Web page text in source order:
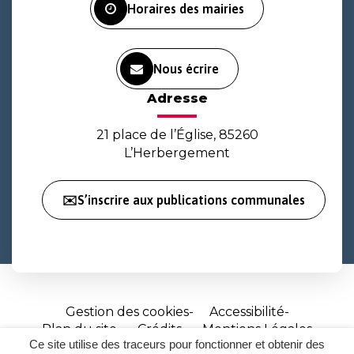
Ce site utilise des traceurs pour fonctionner et obtenir des
Horaires des mairies
Nous écrire
Adresse
21 place de l’Église, 85260
L’Herbergement
✉️S’inscrire aux publications communales
Gestion des cookies
Accessibilité
Plan du site
Crédits
Mentions Légales